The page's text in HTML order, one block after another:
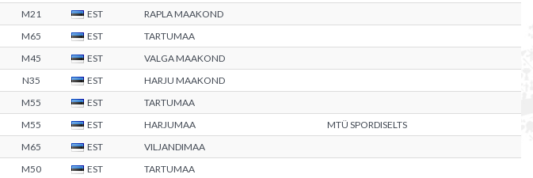
M21 EST
RAPLA MAAKOND
M65 EST
TARTUMAA
M45 EST
VALGA MAAKOND
N35 EST
HARJU MAAKOND
M55 EST
TARTUMAA
M55 EST HARJUMAA
MTÜ SPORDISELTS
M65 EST
VILJANDIMAA
M50 EST
TARTUMAA